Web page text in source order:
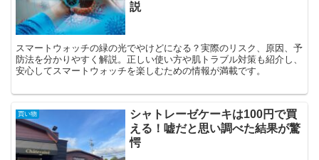
説
スマートウォッチの緑の光でやけどになる？実際のリスク、原因、予
防法を分かりやすく解説。正しい使い方や肌トラブル対策も紹介し、
安心してスマートウォッチを楽しむための情報が満載です。
買い物
シャトレーゼケーキは100円で買
える！嘘だと思い調べた結果が驚
愕